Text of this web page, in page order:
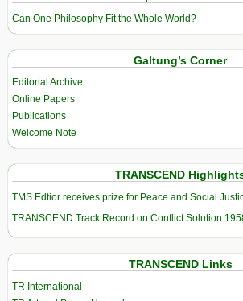
Can One Philosophy Fit the Whole World?
Galtung’s Corner
Editorial Archive
Online Papers
Publications
Welcome Note
TRANSCEND
TMS Edtior receives prize for Peace and Social
TRANSCEND Track Record on Conflict Solution
TRANSCEND Links
TR International